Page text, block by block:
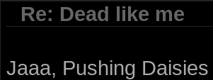
Re: Dead like me
Jaaa, Pushing